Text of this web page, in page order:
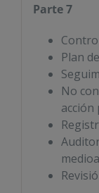
Parte 7
Plan
No
acción